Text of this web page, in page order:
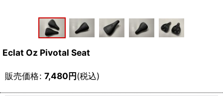
Eclat Oz Pivotal Seat
販売価格: 7,480円(税込)